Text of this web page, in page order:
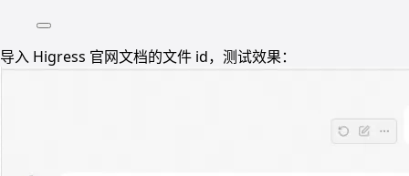
导入 Higress 官网文档的文件 id，测试效果：